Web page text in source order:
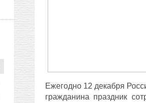
Ежегодно 12 декабря
гражданина праздник